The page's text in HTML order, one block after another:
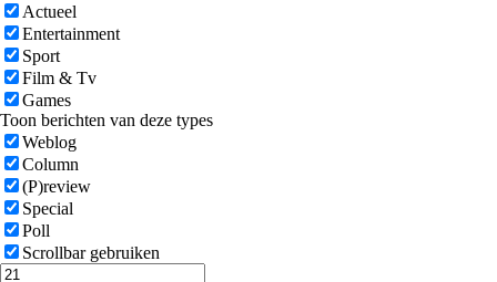
Actueel
Entertainment
Sport
Film & Tv
Games
Toon berichten van deze types
Weblog
Column
(P)review
Special
Poll
Scrollbar gebruiken